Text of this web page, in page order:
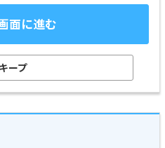
面に進む
キープ